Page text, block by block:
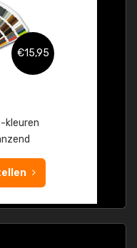
€15,95
kleuren